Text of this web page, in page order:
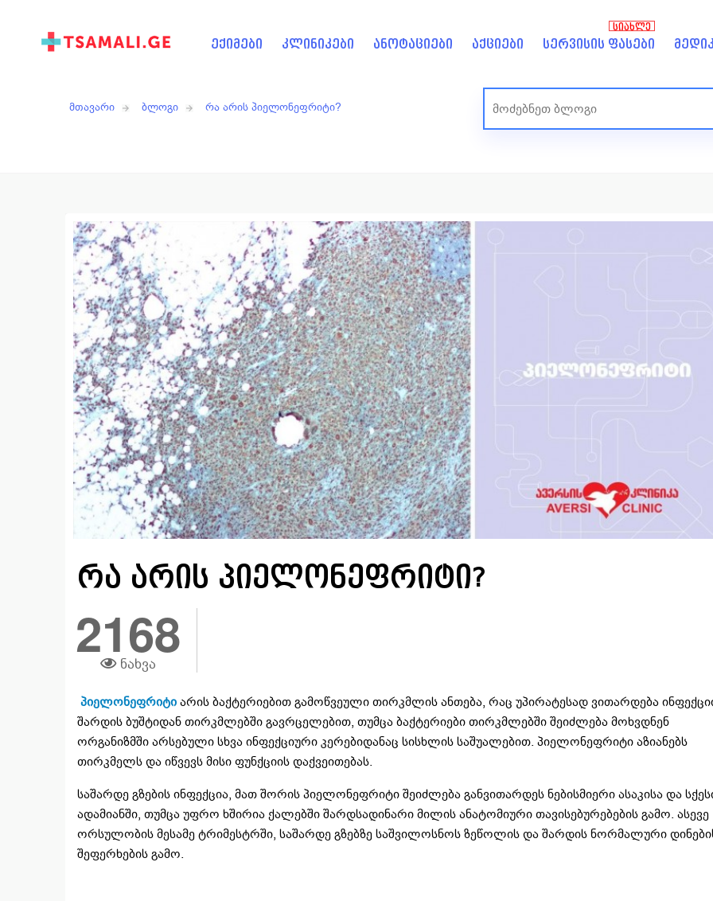
ექიმები კლინიკები ანოტაციები აქციები სერვისის ფასები
ᲡᲘᲐᲮᲚᲔ
მთავარი ბლოგი რა არის პიელონეფრიტი?
რა არის პიელონეფრიტი?
2168
ნახვა
პიელონეფრიტი არის ბაქტერიებით გამოწვეული თირკმლის ანთება, რაც უპირატესად ვითარდება
შარდის ბუშტიდან თირკმლებში გავრცელებით, თუმცა ბაქტერიები თირკმლებში შეიძლება მოხვდნენ
ორგანიზმში არსებული სხვა ინფექციური კერებიდანაც სისხლის საშუალებით. პიელონეფრიტი აზიანებს
თირკმელს და იწვევს მისი ფუნქციის დაქვეითებას.
საშარდე გზების ინფექცია, მათ შორის პიელონეფრიტი შეიძლება განვითარდეს ნებისმიერი ასაკისა და
ადამიანში, თუმცა უფრო ხშირია ქალებში შარდსადინარი მილის ანატომიური თავისებურებების გამო. ასევე
ორსულობის მესამე ტრიმესტრში, საშარდე გზებზე საშვილოსნოს ზეწოლის და შარდის ნორმალური
შეფერხების გამო.